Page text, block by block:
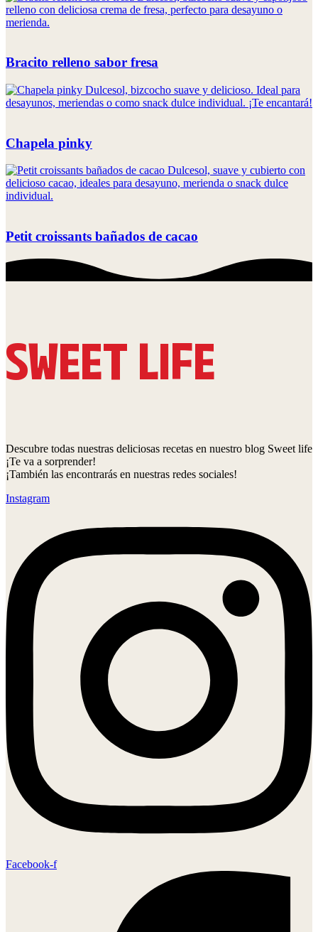
Bracito relleno sabor fresa
Chapela pinky
Petit croissants bañados de cacao
SWEET LIFE
Descubre todas nuestras deliciosas recetas en nuestro blog Sweet life
¡Te va a sorprender!
¡También las encontrarás en nuestras redes sociales!
Instagram
Facebook-f